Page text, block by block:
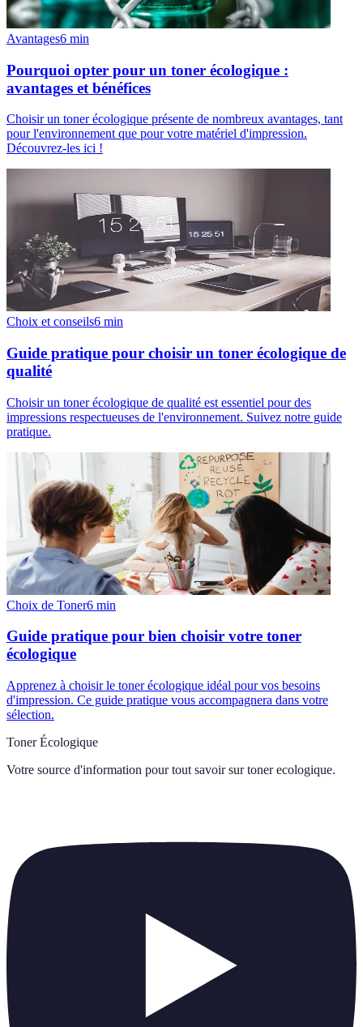
Avantages6 min
Pourquoi opter pour un toner écologique :
avantages et bénéfices
Choisir un toner écologique présente de nombreux avantages, tant
pour l'environnement que pour votre matériel d'impression.
Découvrez-les ici !
Choix et conseils6 min
Guide pratique pour choisir un toner écologique de
qualité
Choisir un toner écologique de qualité est essentiel pour des
impressions respectueuses de l'environnement. Suivez notre guide
pratique.
Choix de Toner6 min
Guide pratique pour bien choisir votre toner
écologique
Apprenez à choisir le toner écologique idéal pour vos besoins
d'impression. Ce guide pratique vous accompagnera dans votre
sélection.
Toner Écologique
Votre source d'information pour tout savoir sur toner ecologique.